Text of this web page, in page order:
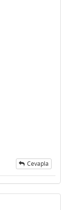
Cevapla